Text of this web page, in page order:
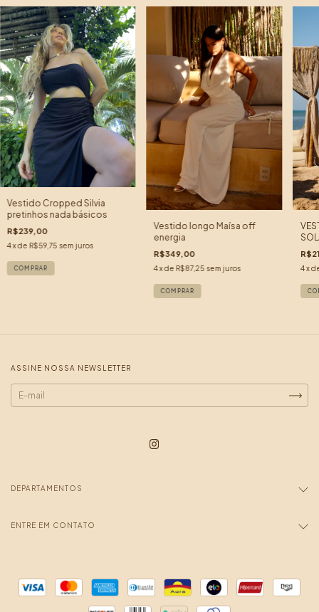
Vestido Cropped Silvia
pretinhos nada básicos
R$239,00
4x de R$59,75 sem juros
COMPRAR
Vestido longo Maísa off
energia
R$349,00
4x de R$87,25 sem juros
COMPRAR
4 x
ASSINE NOSSA NEWSLETTER
DEPARTAMENTOS
ENTRE EM CONTATO